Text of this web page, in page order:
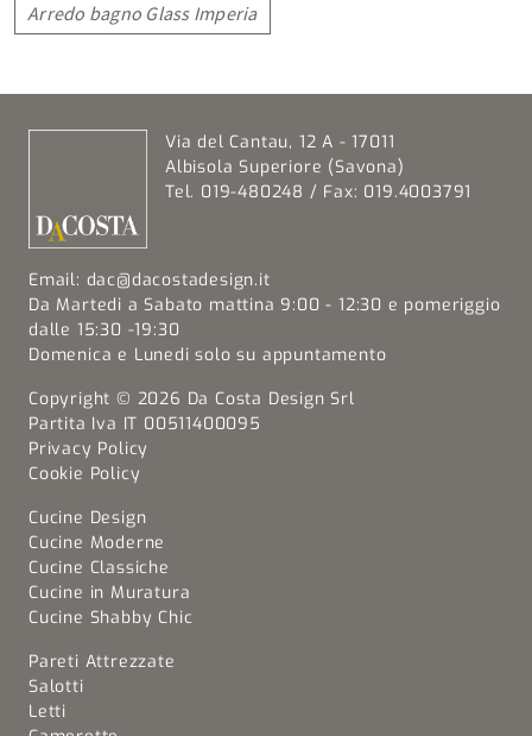
Arredo bagno Glass Imperia
Via del Cantau, 12 A - 17011
Albisola Superiore (Savona)
Tel. 019-480248 / Fax: 019.4003791
Email: dac@dacostadesign.it
Da Martedi a Sabato mattina 9:00 - 12:30 e pomeriggio
dalle 15:30 -19:30
Domenica e Lunedi solo su appuntamento
Copyright © 2026 Da Costa Design Srl
Partita Iva IT 00511400095
Privacy Policy
Cookie Policy
Cucine Design
Cucine Moderne
Cucine Classiche
Cucine in Muratura
Cucine Shabby Chic
Pareti Attrezzate
Salotti
Letti